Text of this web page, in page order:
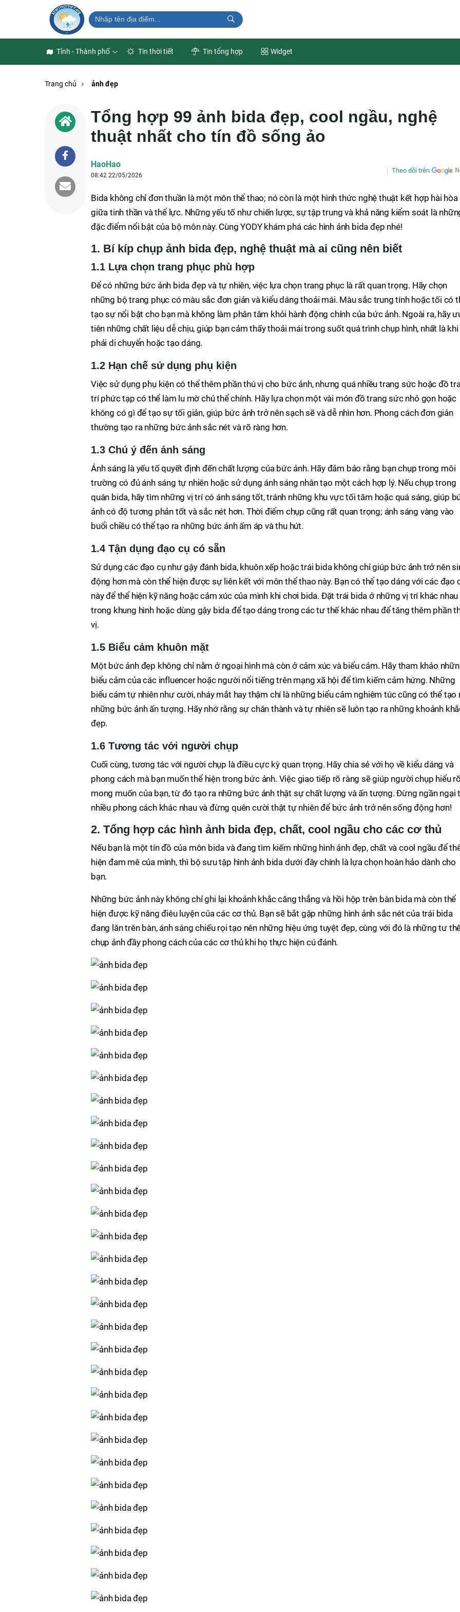
Tỉnh - Thành phố Tin thời tiết Tin tổng hợp Widget
Trang chủ ảnh đẹp
Tổng hợp 99 ảnh bida đẹp, cool ngầu, nghệ
thuật nhất cho tín đồ sống ảo
HaoHao
08:42 22/05/2026
Theo dõi trên
Bida không chỉ đơn thuần là một môn thể thao; nó còn là một hình thức nghệ thuật kết hợp hài hòa
giữa tinh thần và thể lực. Những yếu tố như chiến lược, sự tập trung và khả năng kiểm soát là
đặc điểm nổi bật của bộ môn này. Cùng YODY khám phá các hình ảnh bida đẹp nhé!
1. Bí kíp chụp ảnh bida đẹp, nghệ thuật mà ai cũng nên biết
1.1 Lựa chọn trang phục phù hợp
Để có những bức ảnh bida đẹp và tự nhiên, việc lựa chọn trang phục là rất quan trọng. Hãy chọn
những bộ trang phục có màu sắc đơn giản và kiểu dáng thoải mái. Màu sắc trung tính hoặc tối có
tạo sự nổi bật cho bạn mà không làm phân tâm khỏi hành động chính của bức ảnh. Ngoài ra, hãy
tiên những chất liệu dễ chịu, giúp bạn cảm thấy thoải mái trong suốt quá trình chụp hình, nhất là khi
phải di chuyển hoặc tạo dáng.
1.2 Hạn chế sử dụng phụ kiện
Việc sử dụng phụ kiện có thể thêm phần thú vị cho bức ảnh, nhưng quá nhiều trang sức hoặc đồ
trí phức tạp có thể làm lu mờ chủ thể chính. Hãy lựa chọn một vài món đồ trang sức nhỏ gọn hoặc
không có gì để tạo sự tối giản, giúp bức ảnh trở nên sạch sẽ và dễ nhìn hơn. Phong cách đơn giản
thường tạo ra những bức ảnh sắc nét và rõ ràng hơn.
1.3 Chú ý đến ánh sáng
Ánh sáng là yếu tố quyết định đến chất lượng của bức ảnh. Hãy đảm bảo rằng bạn chụp trong môi
trường có đủ ánh sáng tự nhiên hoặc sử dụng ánh sáng nhân tạo một cách hợp lý. Nếu chụp trong
quán bida, hãy tìm những vị trí có ánh sáng tốt, tránh những khu vực tối tăm hoặc quá sáng, giúp
ảnh có độ tương phản tốt và sắc nét hơn. Thời điểm chụp cũng rất quan trọng; ánh sáng vàng vào
buổi chiều có thể tạo ra những bức ảnh ấm áp và thu hút.
1.4 Tận dụng đạo cụ có sẵn
Sử dụng các đạo cụ như gậy đánh bida, khuôn xếp hoặc trái bida không chỉ giúp bức ảnh trở nên
động hơn mà còn thể hiện được sự liên kết với môn thể thao này. Bạn có thể tạo dáng với các đạo
này để thể hiện kỹ năng hoặc cảm xúc của mình khi chơi bida. Đặt trái bida ở những vị trí khác nhau
trong khung hình hoặc dùng gậy bida để tạo dáng trong các tư thế khác nhau để tăng thêm phần
vị.
1.5 Biểu cảm khuôn mặt
Một bức ảnh đẹp không chỉ nằm ở ngoại hình mà còn ở cảm xúc và biểu cảm. Hãy tham khảo
biểu cảm của các influencer hoặc người nổi tiếng trên mạng xã hội để tìm kiếm cảm hứng. Những
biểu cảm tự nhiên như cười, nháy mắt hay thậm chí là những biểu cảm nghiêm túc cũng có thể tạo
những bức ảnh ấn tượng. Hãy nhớ rằng sự chân thành và tự nhiên sẽ luôn tạo ra những khoảnh
đẹp.
1.6 Tương tác với người chụp
Cuối cùng, tương tác với người chụp là điều cực kỳ quan trọng. Hãy chia sẻ với họ về kiểu dáng và
phong cách mà bạn muốn thể hiện trong bức ảnh. Việc giao tiếp rõ ràng sẽ giúp người chụp hiểu rõ
mong muốn của bạn, từ đó tạo ra những bức ảnh thật sự chất lượng và ấn tượng. Đừng ngần ngại
nhiều phong cách khác nhau và đừng quên cười thật tự nhiên để bức ảnh trở nên sống động hơn!
2. Tổng hợp các hình ảnh bida đẹp, chất, cool ngầu cho các cơ thủ
Nếu bạn là một tín đồ của môn bida và đang tìm kiếm những hình ảnh đẹp, chất và cool ngầu để
hiện đam mê của mình, thì bộ sưu tập hình ảnh bida dưới đây chính là lựa chọn hoàn hảo dành cho
bạn.
Những bức ảnh này không chỉ ghi lại khoảnh khắc căng thẳng và hồi hộp trên bàn bida mà còn thể
hiện được kỹ năng điêu luyện của các cơ thủ. Bạn sẽ bắt gặp những hình ảnh sắc nét của trái bida
đang lăn trên bàn, ánh sáng chiếu rọi tạo nên những hiệu ứng tuyệt đẹp, cùng với đó là những tư
chụp ảnh đầy phong cách của các cơ thủ khi họ thực hiện cú đánh.